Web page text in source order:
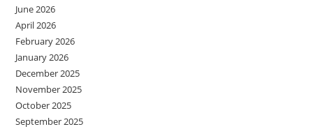
June 2026
April 2026
February 2026
January 2026
December 2025
November 2025
October 2025
September 2025